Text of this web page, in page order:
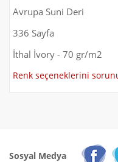
Avrupa Suni Deri
336 Sayfa
İthal İvory - 70 gr/m2
Renk seçeneklerini
Sosyal Medya